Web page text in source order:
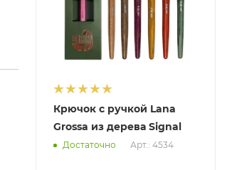
Крючок с ручкой Lana
Grossa из дерева Signal
Достаточно Арт.: 4534